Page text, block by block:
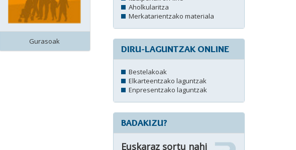
Gurasoak
Aholkularitza
Merkatarientzako materiala
DIRU-LAGUNTZAK ONLINE
Bestelakoak
Elkarteentzako laguntzak
Enpresentzako laguntzak
BADAKIZU?
Euskaraz sortu nahi